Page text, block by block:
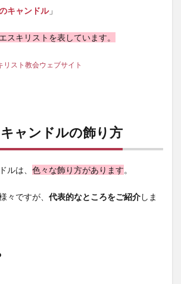
キャンドル」
スキリストを表しています。
リスト教会ウェブサイト
ャンドルの飾り方
ルは、 色々な飾り方があります。
々ですが、 代表的なところをご紹介しま